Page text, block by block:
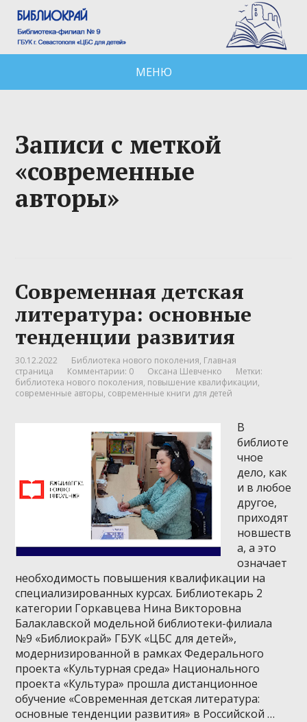
МЕНЮ
Записи с меткой
«современные
авторы»
Современная детская
литература: основные
тенденции развития
30.12.2022 Библиотека нового поколения, Главная
страница
Комментарии: 0 Оксана Шевченко
Метки:
библиотека нового поколения, повышение квалификации,
современные авторы, современные книги для детей
В
библиоте
чное
дело, как
и в любое
другое,
приходят
новшеств
а, а это
означает
необходимость повышения квалификации на
специализированных курсах. Библиотекарь 2
категории Горкавцева Нина Викторовна
Балаклавской модельной библиотеки-филиала
№9 «Библиокрай» ГБУК «ЦБС для детей»,
модернизированной в рамках Федерального
проекта «Культурная среда» Национального
проекта «Культура» прошла дистанционное
обучение «Современная детская литература:
основные тенденции развития» в Российской …